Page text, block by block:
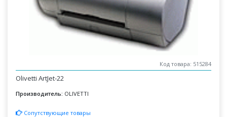
Код товара: 515284
Olivetti ArtJet-22
Производитель: OLIVETTI
Сопутствующие товары